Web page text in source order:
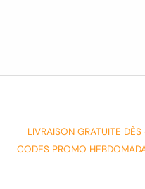
LIVRAISON GRATUITE
CODES PROMO